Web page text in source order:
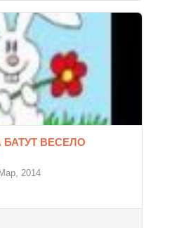
ВЕСЕЛО
2014